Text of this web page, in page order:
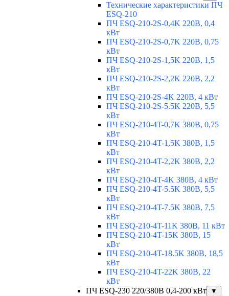
Технические характеристики ПЧ
ESQ-210
ПЧ ESQ-210-2S-0,4K 220В, 0,4
кВт
ПЧ ESQ-210-2S-0,7K 220В, 0,75
кВт
ПЧ ESQ-210-2S-1,5K 220В, 1,5
кВт
ПЧ ESQ-210-2S-2,2K 220В, 2,2
кВт
ПЧ ESQ-210-2S-4K 220В, 4 кВт
ПЧ ESQ-210-2S-5.5K 220В, 5,5
кВт
ПЧ ESQ-210-4T-0,7K 380В, 0,75
кВт
ПЧ ESQ-210-4T-1,5K 380В, 1,5
кВт
ПЧ ESQ-210-4T-2,2K 380В, 2,2
кВт
ПЧ ESQ-210-4T-4K 380В, 4 кВт
ПЧ ESQ-210-4T-5.5K 380В, 5,5
кВт
ПЧ ESQ-210-4T-7.5K 380В, 7,5
кВт
ПЧ ESQ-210-4T-11K 380В, 11 кВт
ПЧ ESQ-210-4T-15K 380В, 15
кВт
ПЧ ESQ-210-4T-18.5K 380В, 18,5
кВт
ПЧ ESQ-210-4T-22K 380В, 22
кВт
ПЧ ESQ-230 220/380В 0,4-200 кВт
▼